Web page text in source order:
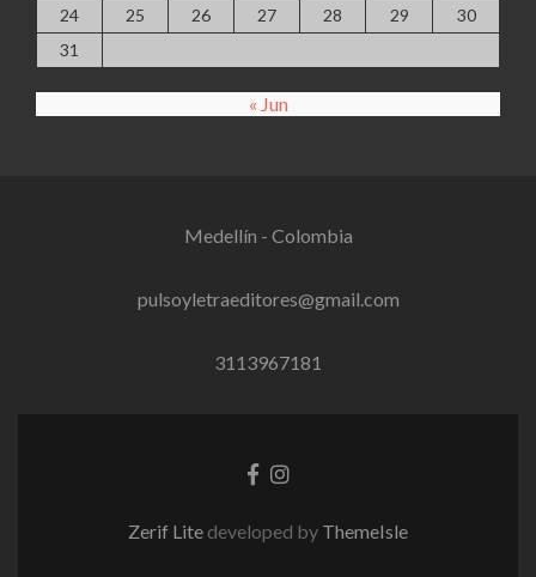
24
25 26 27 28 29
30
31
« Jun
Medellín - Colombia
pulsoyletraeditores@gmail.com
3113967181
Facebook
link
Instagram
Zerif Lite developed by ThemeIsle